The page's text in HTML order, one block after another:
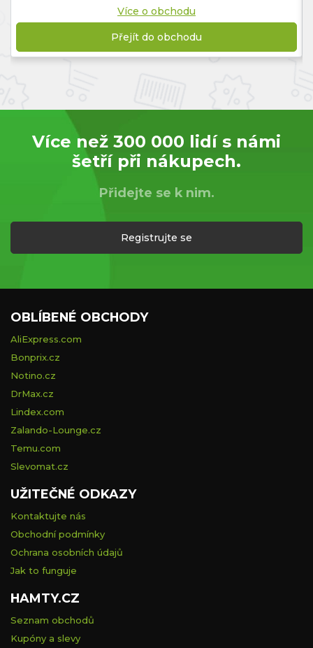
Více o obchodu
Přejít do obchodu
Více než 300 000 lidí s námi
šetří při nákupech.
Přidejte se k nim.
Registrujte se
OBLÍBENÉ OBCHODY
AliExpress.com
Bonprix.cz
Notino.cz
DrMax.cz
Lindex.com
Zalando-Lounge.cz
Temu.com
Slevomat.cz
UŽITEČNÉ ODKAZY
Kontaktujte nás
Obchodní podmínky
Ochrana osobních údajů
Jak to funguje
HAMTY.CZ
Seznam obchodů
Kupóny a slevy